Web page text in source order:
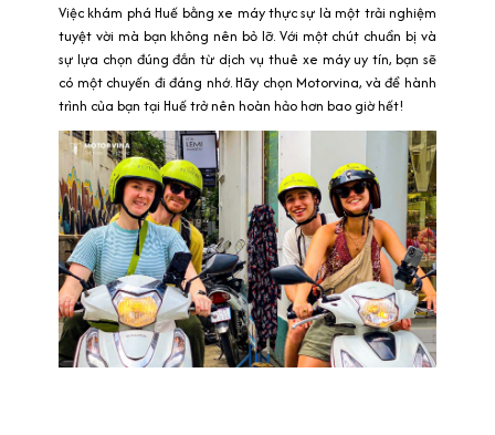
Việc khám phá Huế bằng xe máy thực sự là một trải nghiệm
tuyệt vời mà bạn không nên bỏ lỡ. Với một chút chuẩn bị và
sự lựa chọn đúng đắn từ dịch vụ thuê xe máy uy tín, bạn sẽ
có một chuyến đi đáng nhớ. Hãy chọn Motorvina, và để hành
trình của bạn tại Huế trở nên hoàn hảo hơn bao giờ hết!